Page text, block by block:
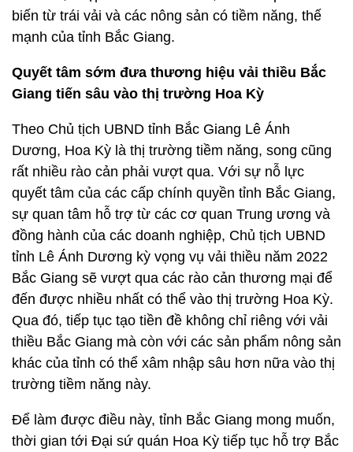
biến từ trái vải và các nông sản có tiềm năng, thế
mạnh của tỉnh Bắc Giang.
Quyết tâm sớm đưa thương hiệu vải thiều Bắc
Giang tiến sâu vào thị trường Hoa Kỳ
Theo Chủ tịch UBND tỉnh Bắc Giang Lê Ánh
Dương, Hoa Kỳ là thị trường tiềm năng, song cũng
rất nhiều rào cản phải vượt qua. Với sự nỗ lực
quyết tâm của các cấp chính quyền tỉnh Bắc Giang,
sự quan tâm hỗ trợ từ các cơ quan Trung ương và
đồng hành của các doanh nghiệp, Chủ tịch UBND
tỉnh Lê Ánh Dương kỳ vọng vụ vải thiều năm 2022
Bắc Giang sẽ vượt qua các rào cản thương mại để
đến được nhiều nhất có thể vào thị trường Hoa Kỳ.
Qua đó, tiếp tục tạo tiền đề không chỉ riêng với vải
thiều Bắc Giang mà còn với các sản phẩm nông sản
khác của tỉnh có thể xâm nhập sâu hơn nữa vào thị
trường tiềm năng này.
Để làm được điều này, tỉnh Bắc Giang mong muốn,
thời gian tới Đại sứ quán Hoa Kỳ tiếp tục hỗ trợ Bắc